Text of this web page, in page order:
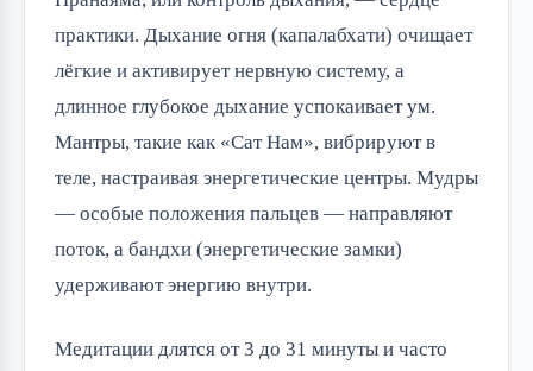
практики. Дыхание огня (капалабхати) очищает
лёгкие и активирует нервную систему, а
длинное глубокое дыхание успокаивает ум.
Мантры, такие как «Сат Нам», вибрируют в
теле, настраивая энергетические центры. Мудры
— особые положения пальцев — направляют
поток, а бандхи (энергетические замки)
удерживают энергию внутри.
Медитации длятся от 3 до 31 минуты и часто